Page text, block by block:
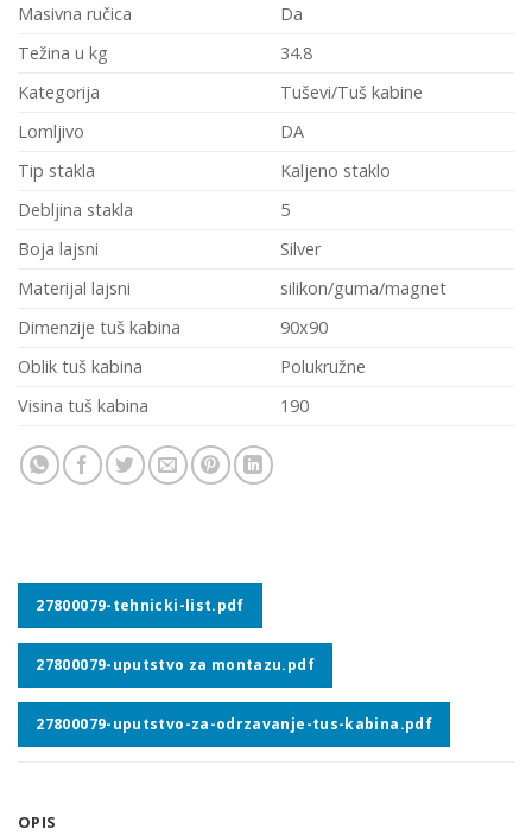
Masivna ručica
Da
Težina u kg
34.8
Kategorija
Tuševi/Tuš kabine
Lomljivo
DA
Tip stakla
Kaljeno staklo
Debljina stakla
5
Boja lajsni
Silver
Materijal lajsni
silikon/guma/magnet
Dimenzije tuš kabina
90x90
Oblik tuš kabina
Polukružne
Visina tuš kabina
190
27800079-tehnicki-list.pdf
27800079-uputstvo za montazu.pdf
27800079-uputstvo-za-odrzavanje-tus-kabina.pdf
OPIS